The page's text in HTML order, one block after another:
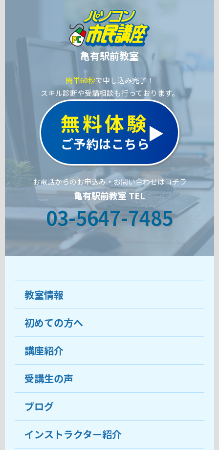
亀有駅前教室
簡単60秒で申し込み完了！
スキル診断や受講相談も行っております。
無料体験
ご予約はこちら
お電話からのお申込み・お問い合わせはコチラ
亀有駅前教室 TEL
03-5647-7485
教室情報
教室について
受講生の声
おすすめ・人気の講座
目的から講座を探す
教室ブログ
初めての方へ
ココがおすすめ
料金
受講までの流れ
よくあるご質問
講座紹介
受講生の声
ブログ
インストラクター紹介